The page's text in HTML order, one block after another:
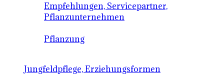
Empfehlungen, Servicepartner,
Pflanzunternehmen
Pflanzung
Jungfeldpflege, Erziehungsformen